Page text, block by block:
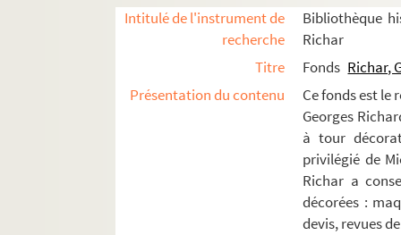
Intitulé de l'instrument de
recherche
Bibliothèque
Richar
Titre
Fonds Richar,
Présentation du contenu
Ce fonds est le
Georges
à tour
privilégié de
Richar a
décorées :
devis, revues
La Farce du pâté et de la tarte (1965)
Les parades (1965)
Embrassons-nous Folleville (1965)
Théodore cherche des allumettes
La ville sous les armes (1965)
Les sept contre Thèbes (1965)
Comme il vous plaira (1966)